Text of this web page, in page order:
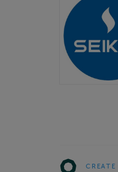
CREATE